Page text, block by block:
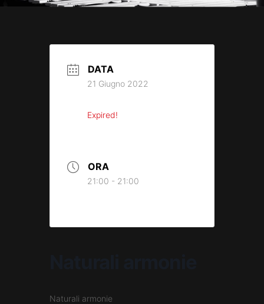
DATA
21 Giugno 2022
Expired!
ORA
21:00 - 21:00
Naturali armonie